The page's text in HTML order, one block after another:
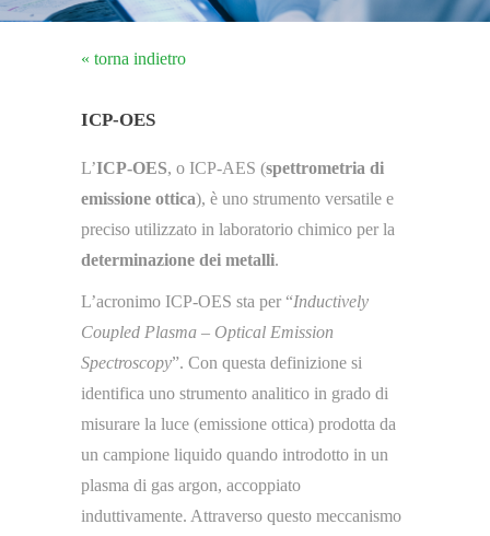
« torna indietro
ICP-OES
L’ICP-OES, o ICP-AES (spettrometria di
emissione ottica), è uno strumento versatile e
preciso utilizzato in laboratorio chimico per la
determinazione dei metalli.
L’acronimo ICP-OES sta per “Inductively
Coupled Plasma – Optical Emission
Spectroscopy”. Con questa definizione si
identifica uno strumento analitico in grado di
misurare la luce (emissione ottica) prodotta da
un campione liquido quando introdotto in un
plasma di gas argon, accoppiato
induttivamente. Attraverso questo meccanismo